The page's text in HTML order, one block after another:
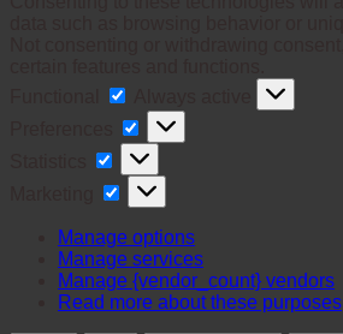
Preferences
Statistics
Marketing
Manage options
Manage services
Manage {vendor_count} vendors
Read more about these purposes